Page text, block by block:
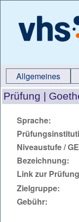
Allgemeines
Prüfung |
Sprache:
Niveaustufe /
Bezeichnung:
Link zur
Zielgruppe:
Gebühr: